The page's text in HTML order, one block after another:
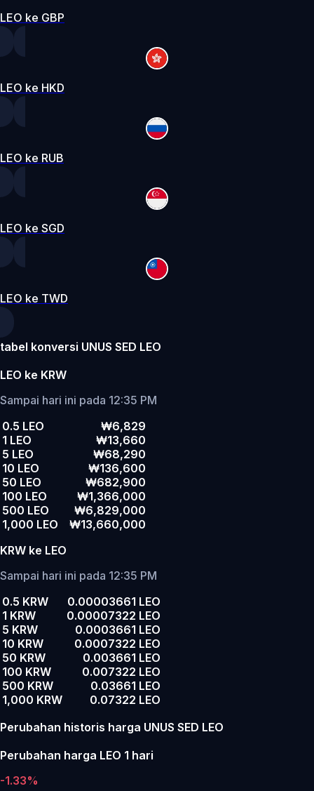
LEO ke GBP
LEO ke HKD
LEO ke RUB
LEO ke SGD
LEO ke TWD
tabel konversi UNUS SED LEO
LEO ke KRW
Sampai hari ini pada 12:35 PM
0.5 LEO
₩6,829
1 LEO
₩13,660
5 LEO
₩68,290
10 LEO
₩136,600
50 LEO
₩682,900
100 LEO
₩1,366,000
500 LEO
₩6,829,000
1,000 LEO
₩13,660,000
KRW ke LEO
Sampai hari ini pada 12:35 PM
0.5 KRW
0.00003661 LEO
1 KRW
0.00007322 LEO
5 KRW
0.0003661 LEO
10 KRW
0.0007322 LEO
50 KRW
0.003661 LEO
100 KRW
0.007322 LEO
500 KRW
0.03661 LEO
1,000 KRW
0.07322 LEO
Perubahan historis harga UNUS SED LEO
Perubahan harga LEO 1 hari
-1.33%